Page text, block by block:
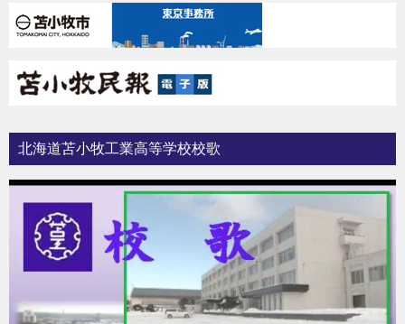
北海道苫小牧工業高等学校校歌